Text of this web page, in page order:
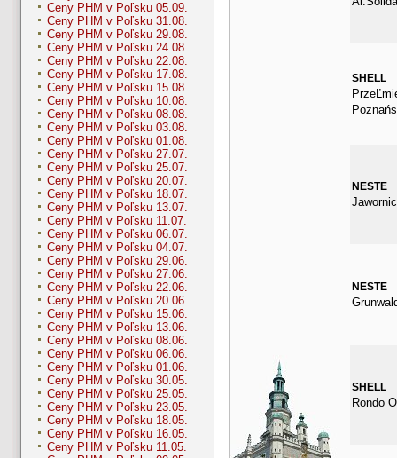
Ceny PHM v Poľsku 05.09.
Ceny PHM v Poľsku 31.08.
Ceny PHM v Poľsku 29.08.
Ceny PHM v Poľsku 24.08.
Ceny PHM v Poľsku 22.08.
Ceny PHM v Poľsku 17.08.
Ceny PHM v Poľsku 15.08.
Ceny PHM v Poľsku 10.08.
Ceny PHM v Poľsku 08.08.
Ceny PHM v Poľsku 03.08.
Ceny PHM v Poľsku 01.08.
Ceny PHM v Poľsku 27.07.
Ceny PHM v Poľsku 25.07.
Ceny PHM v Poľsku 20.07.
Ceny PHM v Poľsku 18.07.
Ceny PHM v Poľsku 13.07.
Ceny PHM v Poľsku 11.07.
Ceny PHM v Poľsku 06.07.
Ceny PHM v Poľsku 04.07.
Ceny PHM v Poľsku 29.06.
Ceny PHM v Poľsku 27.06.
Ceny PHM v Poľsku 22.06.
Ceny PHM v Poľsku 20.06.
Ceny PHM v Poľsku 15.06.
Ceny PHM v Poľsku 13.06.
Ceny PHM v Poľsku 08.06.
Ceny PHM v Poľsku 06.06.
Ceny PHM v Poľsku 01.06.
Ceny PHM v Poľsku 30.05.
Ceny PHM v Poľsku 25.05.
Ceny PHM v Poľsku 23.05.
Ceny PHM v Poľsku 18.05.
Ceny PHM v Poľsku 16.05.
Ceny PHM v Poľsku 11.05.
SHELL
NESTE
NESTE
SHELL
Rondo